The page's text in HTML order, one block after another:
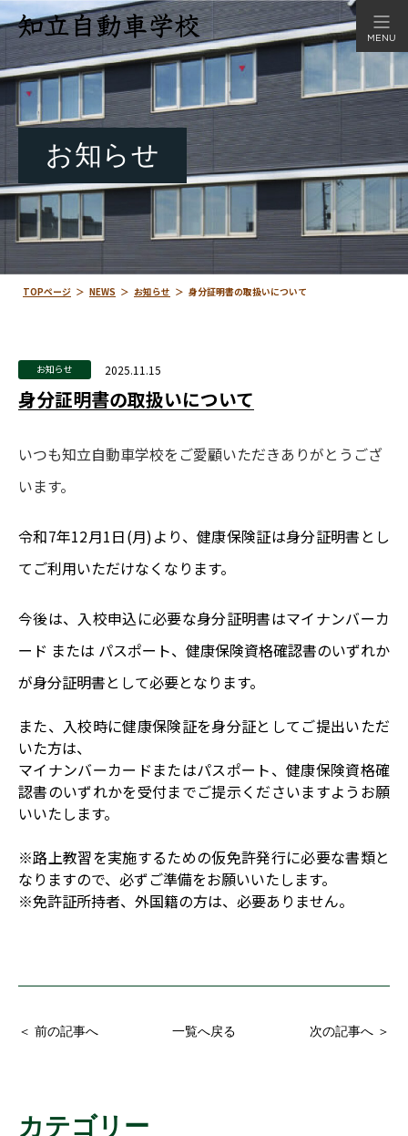
MENU
お知らせ
TOPページ ＞ NEWS ＞ お知らせ ＞ 身分証明書の取扱いについて
お知らせ 2025.11.15
身分証明書の取扱いについて
いつも知立自動車学校をご愛顧いただきありがとうござ
います。
令和7年12月1日(月)より、健康保険証は身分証明書とし
てご利用いただけなくなります。
今後は、入校申込に必要な身分証明書はマイナンバーカ
ード または パスポート、健康保険資格確認書のいずれか
が身分証明書として必要となります。
また、入校時に健康保険証を身分証としてご提出いただ
いた方は、
マイナンバーカードまたはパスポート、健康保険資格確
認書のいずれかを受付までご提示くださいますようお願
いいたします。
※路上教習を実施するための仮免許発行に必要な書類と
なりますので、必ずご準備をお願いいたします。
※免許証所持者、外国籍の方は、必要ありません。
＜ 前の記事へ 一覧へ戻る 次の記事へ ＞
カテゴリー